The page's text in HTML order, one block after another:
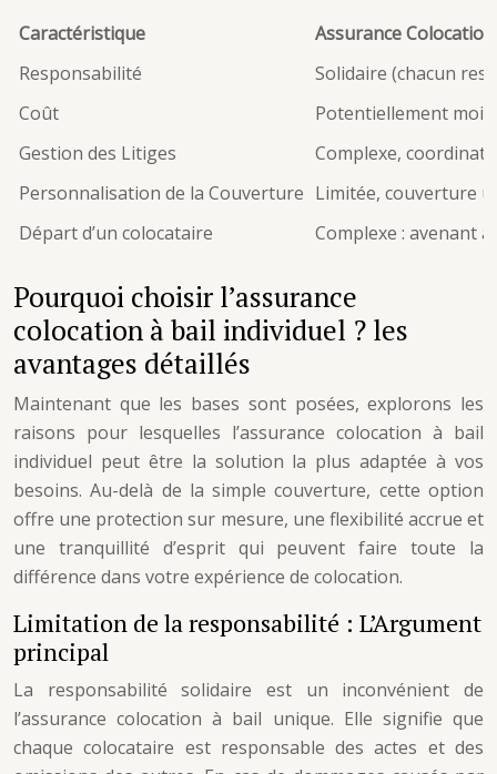
Caractéristique
Assurance
Responsabilité
Solidaire (chacun
Coût
Potentiellement
Gestion des Litiges
Complexe,
Personnalisation de la Couverture Limitée, couverture
Départ d’un colocataire
Complexe : avenant
Pourquoi choisir l’assurance
colocation à bail individuel ? les
avantages détaillés
Maintenant que les bases sont posées, explorons les
raisons pour lesquelles l’assurance colocation à bail
individuel peut être la solution la plus adaptée à vos
besoins. Au-delà de la simple couverture, cette option
offre une protection sur mesure, une flexibilité accrue et
une tranquillité d’esprit qui peuvent faire toute la
différence dans votre expérience de colocation.
Limitation de la responsabilité : L’Argument
principal
La responsabilité solidaire est un inconvénient de
l’assurance colocation à bail unique. Elle signifie que
chaque colocataire est responsable des actes et des